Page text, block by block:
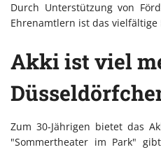
Durch Unterstützung von
Ehrenamtlern ist das vielfältige
Akki ist viel
Zum 30-Jährigen bietet das
"Sommertheater im Park"